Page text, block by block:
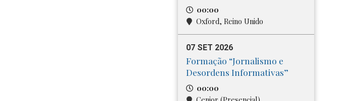
00:00
Oxford, Reino Unido
07 SET 2026
Formação “Jornalismo e
Desordens Informativas”
00:00